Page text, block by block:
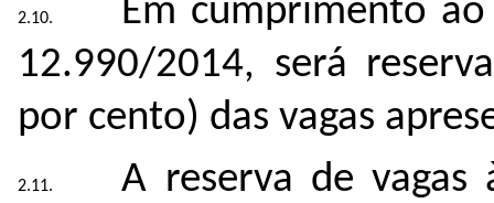
Em cumprimento
12.990/2014, será
por cento) das vagas
A reserva de vagas